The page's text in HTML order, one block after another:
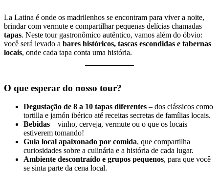
La Latina é onde os madrilenhos se encontram para viver a noite,
brindar com vermute e compartilhar pequenas delícias chamadas
tapas. Neste tour gastronômico autêntico, vamos além do óbvio:
você será levado a bares históricos, tascas escondidas e tabernas
locais, onde cada tapa conta uma história.
O que esperar do nosso tour?
Degustação de 8 a 10 tapas diferentes – dos clássicos como
tortilla e jamón ibérico até receitas secretas de famílias locais.
Bebidas – vinho, cerveja, vermute ou o que os locais
estiverem tomando!
Guia local apaixonado por comida, que compartilha
curiosidades sobre a culinária e a história de cada lugar.
Ambiente descontraído e grupos pequenos, para que você
se sinta parte da cena local.